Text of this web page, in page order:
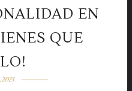
EN
QUE
2023